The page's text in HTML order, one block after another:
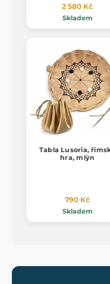
2 580 Kč
Skladem
Tabla Lusoria,
hra, mlýn
790 Kč
Skladem